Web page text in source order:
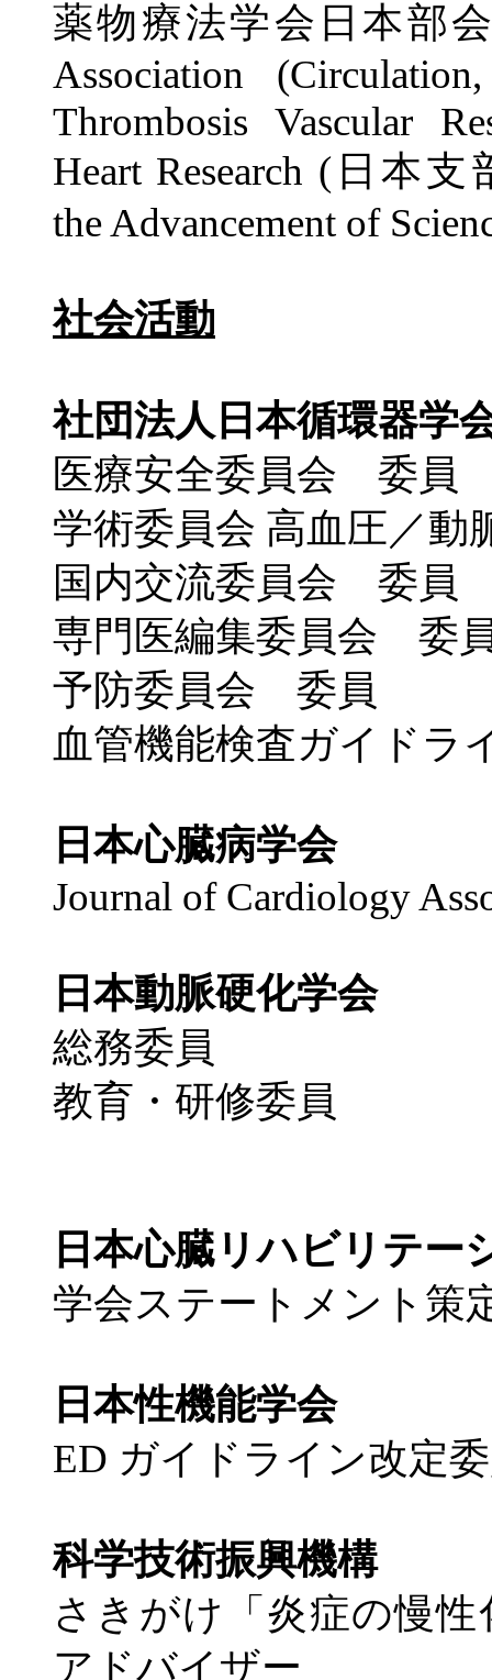
薬物療法学会日本部
Association
Thrombosis Vascular
Heart Research (日本
the Advancement of
社会活動
社団法人日本循環器学
医療安全委員会 委員
学術委員会 高血圧／
国内交流委員会 委員
専門医編集委員会 委
予防委員会 委員
血管機能検査ガイドラ
日本心臓病学会
Journal of Cardiology
日本動脈硬化学会
総務委員
教育・研修委員
日本心臓リハビリテー
学会ステートメント策
日本性機能学会
ED ガイドライン改定
科学技術振興機構
さきがけ「炎症の慢
アドバイザー